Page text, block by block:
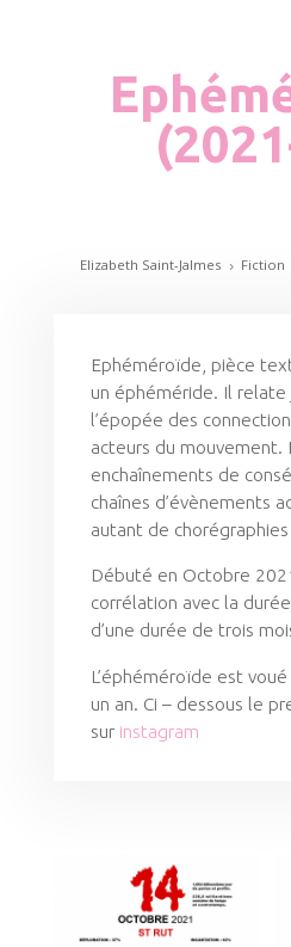
Elizabeth Saint-Jalmes 5 Fiction
Ephéméroïde, pièce
un éphéméride. Il relate
l’épopée des
acteurs du mouvement.
enchaînements de
chaînes d’évènements
autant de
Débuté en Octobre
corrélation avec la
d’une durée de trois
L’éphéméroïde est
un an. Ci – dessous le
sur instagram